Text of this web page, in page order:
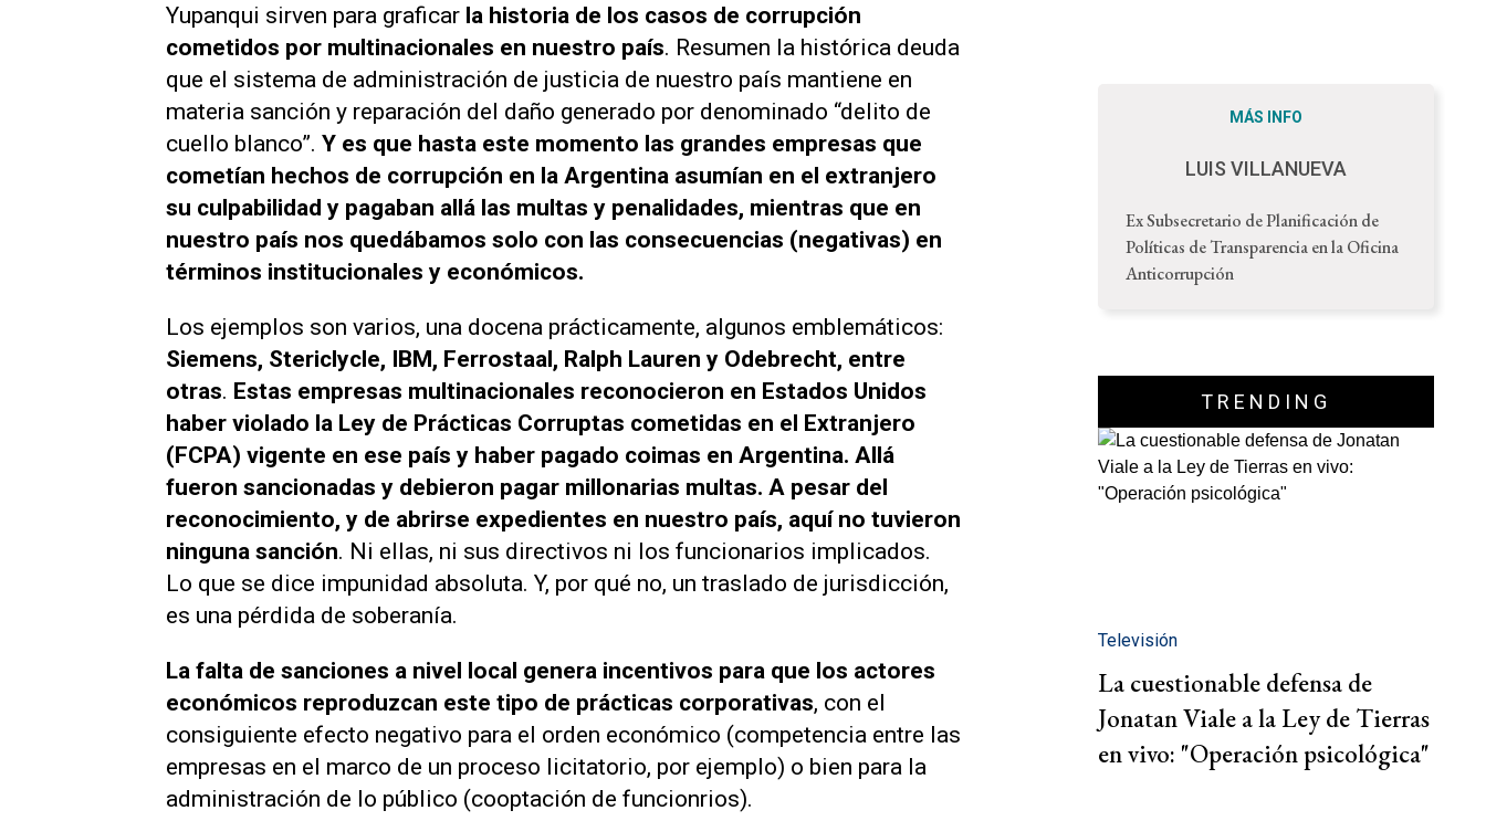
Yupanqui sirven para graficar la historia de los casos de corrupción
cometidos por multinacionales en nuestro país. Resumen la histórica deuda
que el sistema de administración de justicia de nuestro país mantiene en
materia sanción y reparación del daño generado por denominado “delito de
cuello blanco”. Y es que hasta este momento las grandes empresas que
cometían hechos de corrupción en la Argentina asumían en el extranjero
su culpabilidad y pagaban allá las multas y penalidades, mientras que en
nuestro país nos quedábamos solo con las consecuencias (negativas) en
términos institucionales y económicos.
Los ejemplos son varios, una docena prácticamente, algunos emblemáticos:
Siemens, Stericlycle, IBM, Ferrostaal, Ralph Lauren y Odebrecht, entre
otras. Estas empresas multinacionales reconocieron en Estados Unidos
haber violado la Ley de Prácticas Corruptas cometidas en el Extranjero
(FCPA) vigente en ese país y haber pagado coimas en Argentina. Allá
fueron sancionadas y debieron pagar millonarias multas. A pesar del
reconocimiento, y de abrirse expedientes en nuestro país, aquí no tuvieron
ninguna sanción. Ni ellas, ni sus directivos ni los funcionarios implicados.
Lo que se dice impunidad absoluta. Y, por qué no, un traslado de jurisdicción,
es una pérdida de soberanía.
La falta de sanciones a nivel local genera incentivos para que los actores
económicos reproduzcan este tipo de prácticas corporativas, con el
consiguiente efecto negativo para el orden económico (competencia entre las
empresas en el marco de un proceso licitatorio, por ejemplo) o bien para la
administración de lo público (cooptación de funcionrios).
MÁS INFO
LUIS VILLANUEVA
Ex Subsecretario de Planificación de
Políticas de Transparencia en la Oficina
Anticorrupción
TRENDING
Televisión
La cuestionable defensa de
Jonatan Viale a la Ley de Tierras
en vivo: "Operación psicológica"